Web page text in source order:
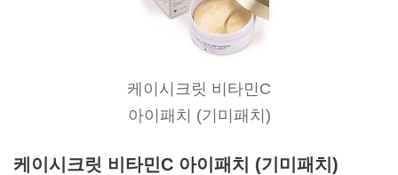
케이시크릿 비타민C
아이패치 (기미패치)
케이시크릿 비타민C 아이패치 (기미패치)